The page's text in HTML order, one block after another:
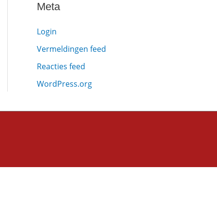
Meta
Login
Vermeldingen feed
Reacties feed
WordPress.org